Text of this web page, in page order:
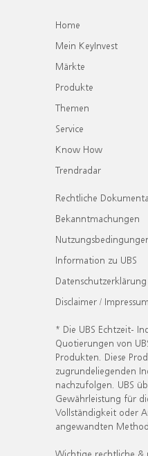
Home
Mein KeyInvest
Märkte
Produkte
Themen
Service
Know How
Trendradar
Rechtliche
Bekanntmachungen
Information zu UBS
Datenschutzerklärung
Disclaimer / Impressum
* Die UBS Echtzeit-
Quotierungen von
Produkten. Diese
zugrundeliegenden
nachzufolgen. UBS
Gewährleistung für
Vollständigkeit oder
angewandten